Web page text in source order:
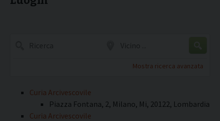
Mostra ricerca avanzata
Curia Arcivescovile
Piazza Fontana, 2, Milano, Mi, 20122, Lombardia
Curia Arcivescovile